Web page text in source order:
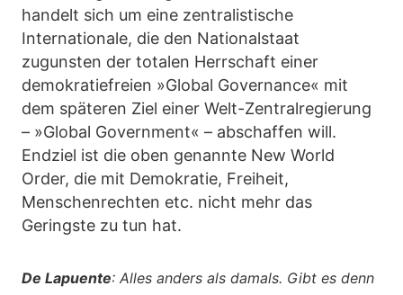
handelt sich um eine zentralistische
Internationale, die den Nationalstaat
zugunsten der totalen Herrschaft einer
demokratiefreien »Global Governance« mit
dem späteren Ziel einer Welt-Zentralregierung
– »Global Government« – abschaffen will.
Endziel ist die oben genannte New World
Order, die mit Demokratie, Freiheit,
Menschenrechten etc. nicht mehr das
Geringste zu tun hat.
De Lapuente: Alles anders als damals. Gibt es denn